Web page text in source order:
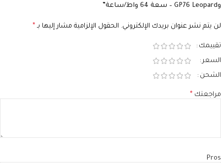
وGP76 Leopard – سعة 64 واط/ساعة”
لن يتم نشر عنوان بريدك الإلكتروني. الحقول الإلزامية مشار إليها بـ *
تقييمك
السعر
الشحن
مراجعتك *
Pros